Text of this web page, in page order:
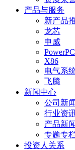
产品与服务
新产品
龙芯
申威
PowerPC
X86
电气系
飞腾
新闻中心
公司新闻
行业资
产品新闻
专题专
投资人关系